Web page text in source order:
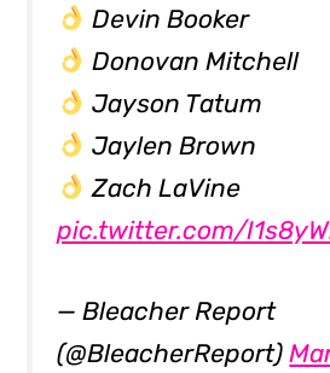
Devin Booker
Donovan Mitchell
Jayson Tatum
Jaylen Brown
Zach LaVine
pic.twitter.com/
— Bleacher Report
(@BleacherReport)